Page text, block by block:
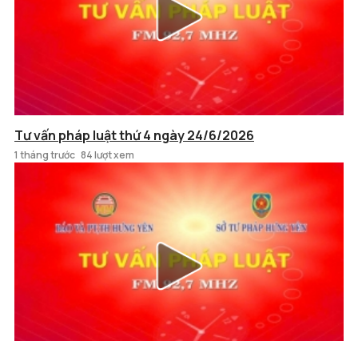
Tư vấn pháp luật thứ 4 ngày 24/6/2026
1 tháng trước 84 lượt xem